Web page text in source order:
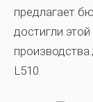
предлагает
достигли
производства
L510.